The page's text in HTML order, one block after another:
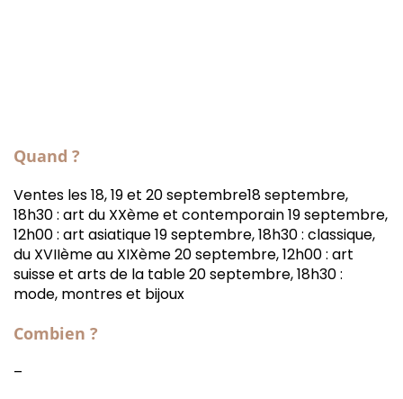
Quand ?
Ventes les 18, 19 et 20 septembre18 septembre,
18h30 : art du XXème et contemporain 19 septembre,
12h00 : art asiatique 19 septembre, 18h30 : classique,
du XVIIème au XIXème 20 septembre, 12h00 : art
suisse et arts de la table 20 septembre, 18h30 :
mode, montres et bijoux
Combien ?
–